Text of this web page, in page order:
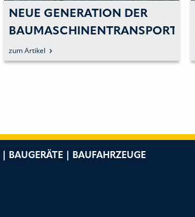
NEUE GENERATION DER
BAUMASCHINENTRANSPORTER
VORGESTELLT
zum Artikel
BAUGERÄTE | BAUFAHRZEUGE